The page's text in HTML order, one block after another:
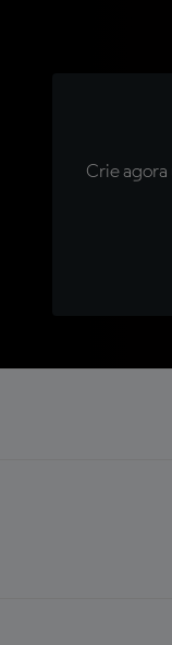
Crie